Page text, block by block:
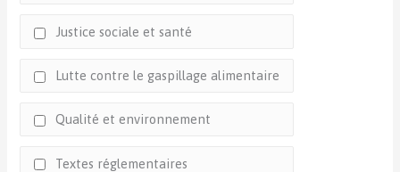
Justice sociale et santé
Lutte contre le gaspillage alimentaire
Qualité et environnement
Textes réglementaires